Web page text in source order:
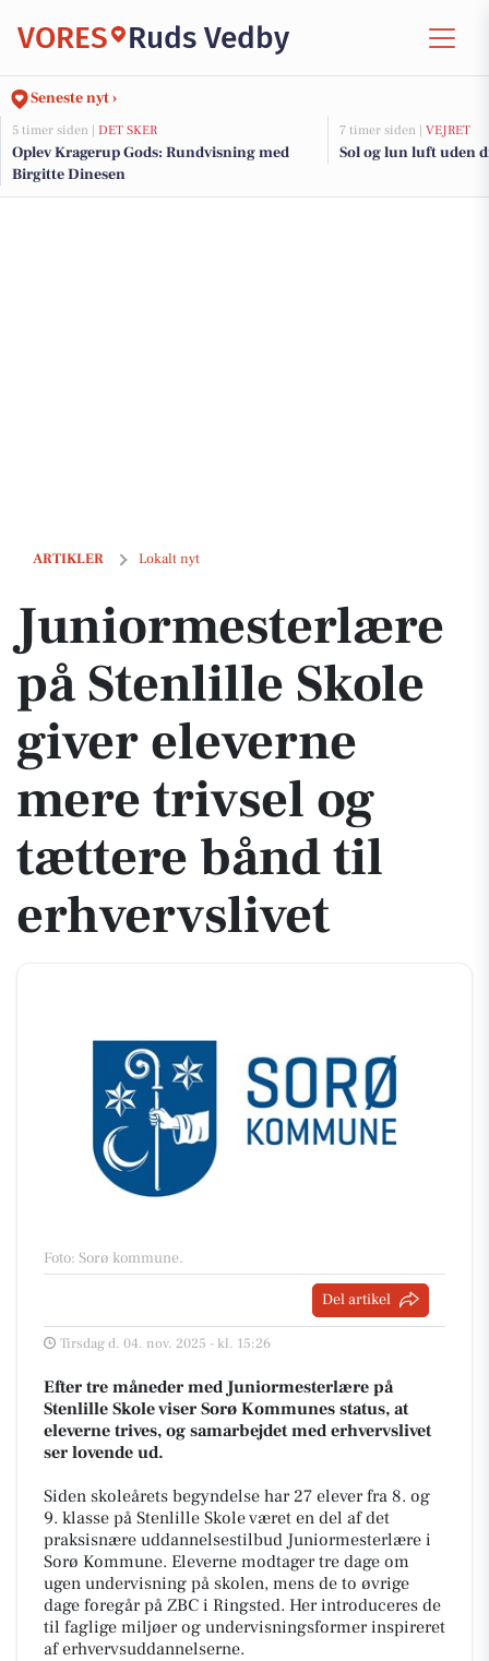
VORES Ruds Vedby
Seneste nyt ›
5 timer siden | DET SKER
Oplev Kragerup Gods: Rundvisning med
Birgitte Dinesen
7 timer siden | VEJRET
Sol og lun luft uden
ARTIKLER Lokalt nyt
Juniormesterlære på Stenlille Skole giver eleverne mere trivsel og
Juniormesterlære
på Stenlille Skole
giver eleverne
mere trivsel og
tættere bånd til
erhvervslivet
Foto: Sorø kommune.
Del artikel
Tirsdag d. 04. nov. 2025 - kl. 15:26
Efter tre måneder med Juniormesterlære på
Stenlille Skole viser Sorø Kommunes status, at
eleverne trives, og samarbejdet med erhvervslivet
ser lovende ud.
Siden skoleårets begyndelse har 27 elever fra 8. og
9. klasse på Stenlille Skole været en del af det
praksisnære uddannelsestilbud Juniormesterlære i
Sorø Kommune. Eleverne modtager tre dage om
ugen undervisning på skolen, mens de to øvrige
dage foregår på ZBC i Ringsted. Her introduceres de
til faglige miljøer og undervisningsformer inspireret
af erhvervsuddannelserne.